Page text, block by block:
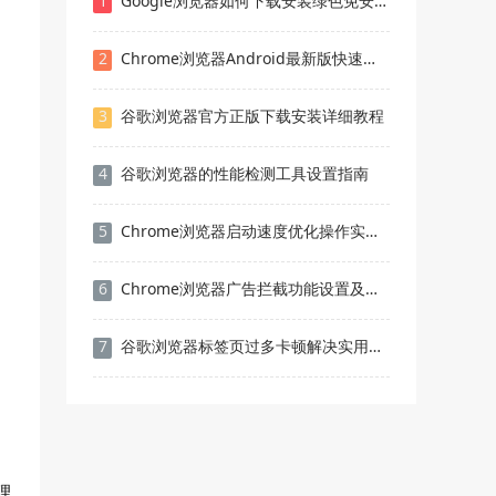
2 Chrome浏览器Android最新版快速安装及优化操作
3 谷歌浏览器官方正版下载安装详细教程
4 谷歌浏览器的性能检测工具设置指南
5 Chrome浏览器启动速度优化操作实测效果明显吗
6 Chrome浏览器广告拦截功能设置及效果实测分享
7 谷歌浏览器标签页过多卡顿解决实用技巧